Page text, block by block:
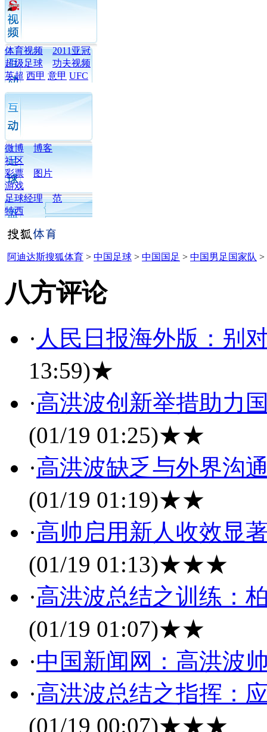
体育视频
2011亚冠
超级足球
功夫视频
英超 西甲 意甲 UFC
微博
博客
社区
彩票
图片
游戏
足球经理
范
特西
阿迪达斯搜狐体育 > 中国足球 > 中国国足 > 中国男足国家队 >
八方评论
· 人民日报海外版：别
13:59)★
·高洪波创新举措助力
(01/19 01:25)★★
·高洪波缺乏与外界沟
(01/19 01:19)★★
·高帅启用新人收效显
(01/19 01:13)★★★
·高洪波总结之训练：
(01/19 01:07)★★
·中国新闻网：高洪波
·高洪波总结之指挥：
(01/19 00:07)★★★